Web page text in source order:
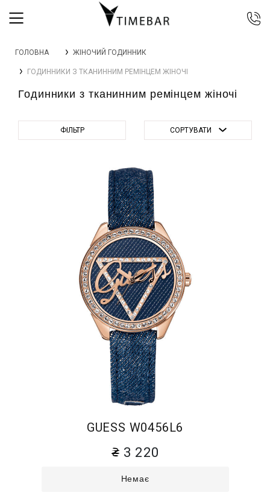
044 392 44 45
067 344 14 44 (viber)
0 800 305 805
ГОЛОВНА ЖІНОЧИЙ ГОДИННИК
ГОДИННИКИ З ТКАНИННИМ РЕМІНЦЕМ ЖІНОЧІ
Годинники з тканинним ремінцем жіночі
ФІЛЬТР СОРТУВАТИ
GUESS W0456L6
3 220
Немає